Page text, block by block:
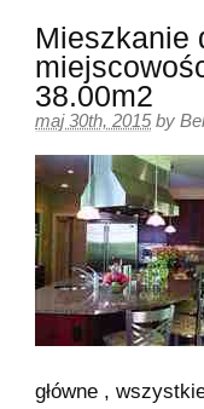
Mieszkanie
38.00m2
maj 30th, 2015 by
główne ,